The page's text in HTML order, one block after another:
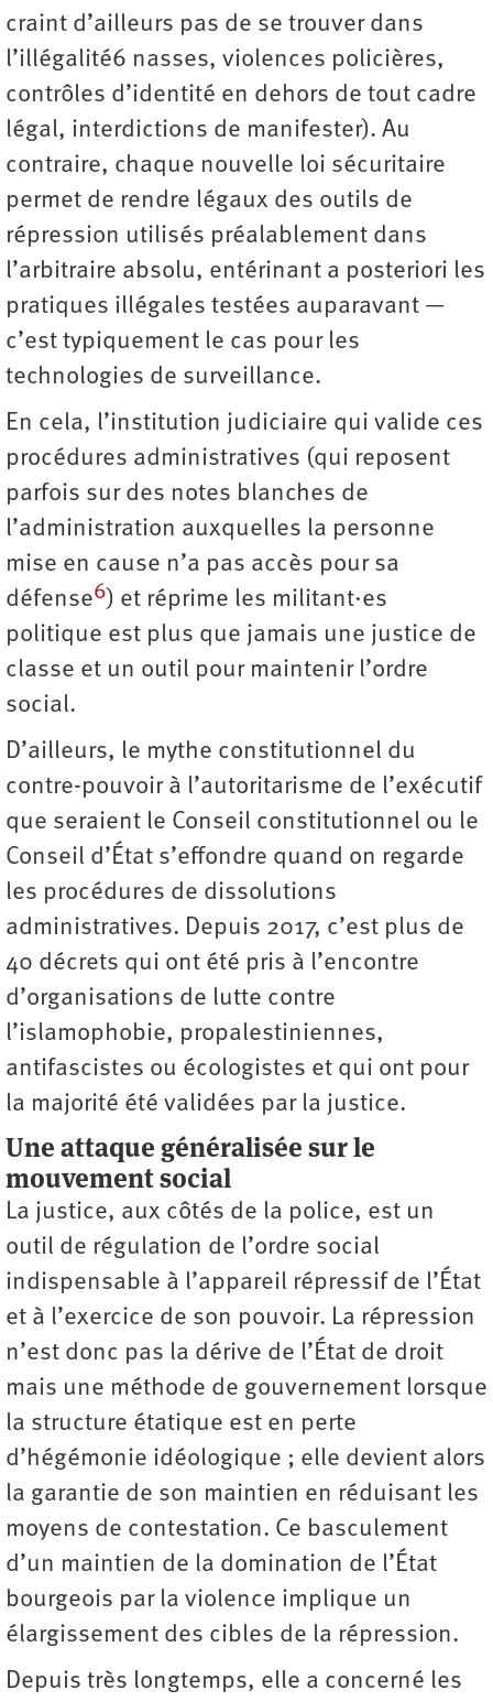
craint d’ailleurs pas de se trouver dans
l’illégalité6 nasses, violences policières,
contrôles d’identité en dehors de tout cadre
légal, interdictions de manifester). Au
contraire, chaque nouvelle loi sécuritaire
permet de rendre légaux des outils de
répression utilisés préalablement dans
l’arbitraire absolu, entérinant a posteriori les
pratiques illégales testées auparavant —
c’est typiquement le cas pour les
technologies de surveillance.
En cela, l’institution judiciaire qui valide ces
procédures administratives (qui reposent
parfois sur des notes blanches de
l’administration auxquelles la personne
mise en cause n’a pas accès pour sa
défense6) et réprime les militant·es
politique est plus que jamais une justice de
classe et un outil pour maintenir l’ordre
social.
D’ailleurs, le mythe constitutionnel du
contre-pouvoir à l’autoritarisme de l’exécutif
que seraient le Conseil constitutionnel ou le
Conseil d’État s’effondre quand on regarde
les procédures de dissolutions
administratives. Depuis 2017, c’est plus de
40 décrets qui ont été pris à l’encontre
d’organisations de lutte contre
l’islamophobie, propalestiniennes,
antifascistes ou écologistes et qui ont pour
la majorité été validées par la justice.
Une attaque généralisée sur le
mouvement social
La justice, aux côtés de la police, est un
outil de régulation de l’ordre social
indispensable à l’appareil répressif de l’État
et à l’exercice de son pouvoir. La répression
n’est donc pas la dérive de l’État de droit
mais une méthode de gouvernement lorsque
la structure étatique est en perte
d’hégémonie idéologique ; elle devient alors
la garantie de son maintien en réduisant les
moyens de contestation. Ce basculement
d’un maintien de la domination de l’État
bourgeois par la violence implique un
élargissement des cibles de la répression.
Depuis très longtemps, elle a concerné les